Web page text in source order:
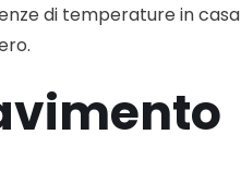
di temperature in casa